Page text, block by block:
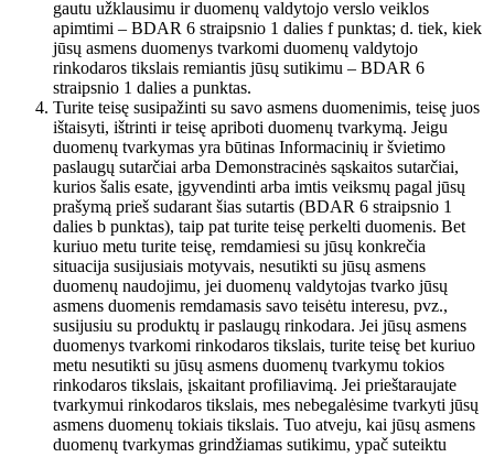
gautu užklausimu ir duomenų valdytojo verslo veiklos
apimtimi – BDAR 6 straipsnio 1 dalies f punktas; d. tiek, kiek
jūsų asmens duomenys tvarkomi duomenų valdytojo
rinkodaros tikslais remiantis jūsų sutikimu – BDAR 6
straipsnio 1 dalies a punktas.
Turite teisę susipažinti su savo asmens duomenimis, teisę juos
ištaisyti, ištrinti ir teisę apriboti duomenų tvarkymą. Jeigu
duomenų tvarkymas yra būtinas Informacinių ir švietimo
paslaugų sutarčiai arba Demonstracinės sąskaitos sutarčiai,
kurios šalis esate, įgyvendinti arba imtis veiksmų pagal jūsų
prašymą prieš sudarant šias sutartis (BDAR 6 straipsnio 1
dalies b punktas), taip pat turite teisę perkelti duomenis. Bet
kuriuo metu turite teisę, remdamiesi su jūsų konkrečia
situacija susijusiais motyvais, nesutikti su jūsų asmens
duomenų naudojimu, jei duomenų valdytojas tvarko jūsų
asmens duomenis remdamasis savo teisėtu interesu, pvz.,
susijusiu su produktų ir paslaugų rinkodara. Jei jūsų asmens
duomenys tvarkomi rinkodaros tikslais, turite teisę bet kuriuo
metu nesutikti su jūsų asmens duomenų tvarkymu tokios
rinkodaros tikslais, įskaitant profiliavimą. Jei prieštaraujate
tvarkymui rinkodaros tikslais, mes nebegalėsime tvarkyti jūsų
asmens duomenų tokiais tikslais. Tuo atveju, kai jūsų asmens
duomenų tvarkymas grindžiamas sutikimu, ypač suteiktu